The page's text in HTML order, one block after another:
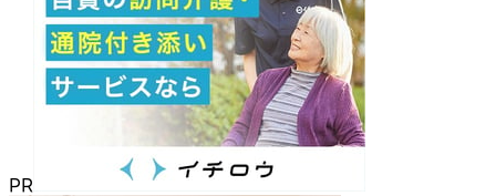
PR